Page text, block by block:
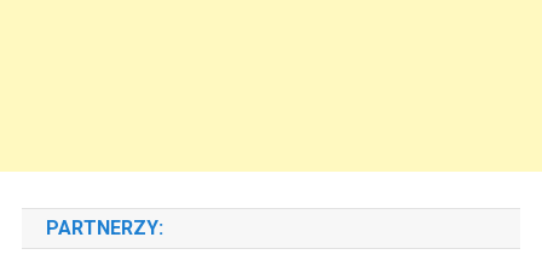
PARTNERZY: